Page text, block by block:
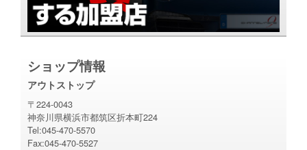
ショップ情報
アウトストップ
〒224-0043
神奈川県横浜市都筑区折本町224
Tel:045-470-5570
Fax:045-470-5527